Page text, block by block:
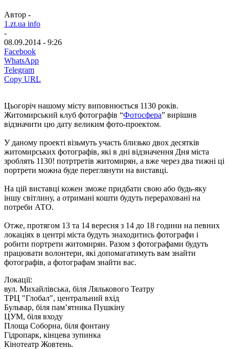
Автор -
1.zt.ua info
-
08.09.2014 - 9:26
Facebook
WhatsApp
Telegram
Copy URL
Цьогоріч нашому місту виповнюється 1130 років.
Житомирський клуб фотографів “Фотосфера” вирішив
відзначити цю дату великим фото-проектом.
У даному проекті візьмуть участь близько двох десятків
житомирських фотографів, які в дні відзначення Дня міста
зроблять 1130! потртретів житомирян, а вже через два тижні ці
портрети можна буде переглянути на виставці.
На цій виставці кожен зможе придбати свою або будь-яку
іншу світлину, а отримані кошти будуть перераховані на
потреби АТО.
Отже, протягом 13 та 14 вересня з 14 до 18 години на певних
локаціях в центрі міста будуть знаходитись фотографи і
робити портрети житомирян. Разом з фотографами будуть
працювати волонтери, які допомагатимуть вам знайти
фотографів, а фотографам знайти вас.
Локації:
вул. Михайлівська, біля Лялькового Театру
ТРЦ "Глобал", центральний вхід
Бульвар, біля пам’ятника Пушкіну
ЦУМ, біля входу
Площа Соборна, біля фонтану
Гідропарк, кінцева зупинка
Кінотеатр Жовтень.